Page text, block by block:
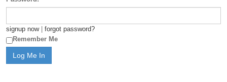
signup now| forgot password?
Remember Me